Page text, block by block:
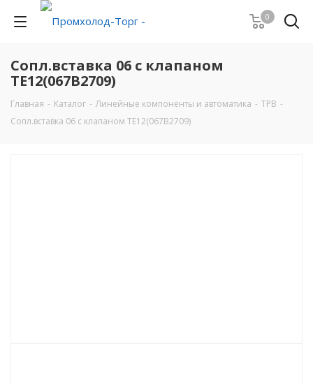
0
Сопл.вставка 06 с клапаном
ТЕ12(067В2709)
Главная - Каталог - Линейные компоненты и автоматика - ТРВ -
Сопл.вставка 06 с клапаном ТЕ12(067В2709)